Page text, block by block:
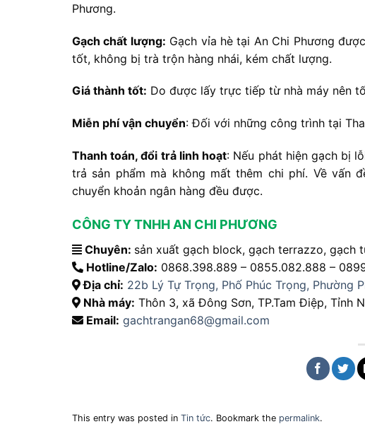
Phương.
Gạch chất lượng: Gạch vỉa hè tại An Chi Phương
tốt, không bị trà trộn hàng nhái, kém chất lượng.
Giá thành tốt: Do được lấy trực tiếp từ nhà máy nên
Miễn phí vận chuyển: Đối với những công trình tại
Thanh toán, đổi trả linh hoạt: Nếu phát hiện gạch bị
trả sản phẩm mà không mất thêm chi phí. Về vấn
chuyển khoản ngân hàng đều được.
CÔNG TY TNHH AN CHI PHƯƠNG
Chuyên: sản xuất gạch block, gạch terrazzo, gạch
Hotline/Zalo: 0868.398.889 – 0855.082.888 –
Địa chỉ: 22b Lý Tự Trọng, Phố Phúc Trọng, Phường
Nhà máy: Thôn 3, xã Đông Sơn, TP.Tam Điệp, Tỉnh
Email: gachtrangan68@gmail.com
This entry was posted in Tin tức. Bookmark the permalink.